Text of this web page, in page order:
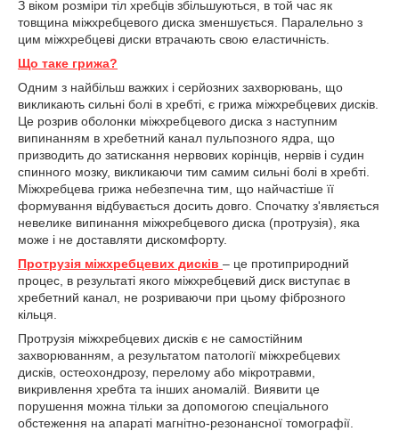
З віком розміри тіл хребців збільшуються, в той час як
товщина міжхребцевого диска зменшується. Паралельно з
цим міжхребцеві диски втрачають свою еластичність.
Що таке грижа?
Одним з найбільш важких і серйозних захворювань, що
викликають сильні болі в хребті, є грижа міжхребцевих дисків.
Це розрив оболонки міжхребцевого диска з наступним
випинанням в хребетний канал пульпозного ядра, що
призводить до затискання нервових корінців, нервів і судин
спинного мозку, викликаючи тим самим сильні болі в хребті.
Міжхребцева грижа небезпечна тим, що найчастіше її
формування відбувається досить довго. Спочатку з'являється
невелике випинання міжхребцевого диска (протрузія), яка
може і не доставляти дискомфорту.
Протрузія міжхребцевих дисків – це протиприродний
процес, в результаті якого міжхребцевий диск виступає в
хребетний канал, не розриваючи при цьому фіброзного
кільця.
Протрузія міжхребцевих дисків є не самостійним
захворюванням, а результатом патології міжхребцевих
дисків, остеохондрозу, перелому або мікротравми,
викривлення хребта та інших аномалій. Виявити це
порушення можна тільки за допомогою спеціального
обстеження на апараті магнітно-резонансної томографії.